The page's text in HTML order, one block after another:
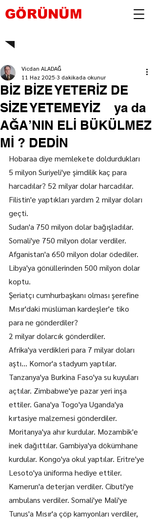
GÖRÜNÜM
BİZ BİZE YETERİZ DE
SİZE YETEMEYİZ ya da
AĞA’NIN ELİ BÜKÜLMEZ
Mİ ? DEDİN
Vicdan ALADAĞ
11 Haz 2025 3 dakikada okunur
Hobaraa diye memlekete doldurdukları
5 milyon Suriyeli'ye şimdilik kaç para
harcadılar? 52 milyar dolar harcadılar.
Filistin'e yaptıkları yardım 2 milyar doları
geçti.
Sudan'a 750 milyon dolar bağışladılar.
Somali'ye 750 milyon dolar verdiler.
Afganistan'a 650 milyon dolar ödediler.
Libya'ya gönüllerinden 500 milyon dolar
koptu.
Şeriatçı cumhurbaşkanı olması şerefine
Mısır'daki müslüman kardeşler'e tiko
para ne gönderdiler?
2 milyar dolarcık gönderdiler.
Afrika'ya verdikleri para 7 milyar doları
aştı… Komor'a stadyum yaptılar.
Tanzanya'ya Burkina Faso'ya su kuyuları
açtılar. Zimbabwe'ye pazar yeri inşa
ettiler. Gana'ya Togo'ya Uganda'ya
kırtasiye malzemesi gönderdiler.
Moritanya'ya ahır kurdular. Mozambik'e
inek dağıttılar. Gambiya'ya dökümhane
kurdular. Kongo'ya okul yaptılar. Eritre'ye
Lesoto'ya üniforma hediye ettiler.
Kamerun'a deterjan verdiler. Cibuti'ye
ambulans verdiler. Somali'ye Mali'ye
Tunus'a Mısır'a çöp kamyonları verdiler,